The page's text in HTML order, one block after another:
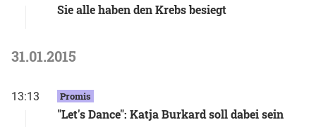
Sie alle haben den Krebs besiegt
31.01.2015
13:13 Promis
"Let's Dance": Katja Burkard soll dabei sein